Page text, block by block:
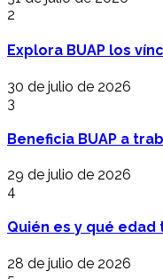
2
Explora BUAP los
30 de julio de 2026
3
Beneficia BUAP a
29 de julio de 2026
4
Quién es y qué
28 de julio de 2026